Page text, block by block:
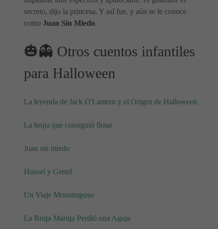
secreto, dijo la princesa. Y así fue, y aún se le conoce
como Juan Sin Miedo.
🎃👻 Otros cuentos infantiles
para Halloween
La leyenda de Jack O'Lantern y el Origen de Halloween
La bruja que consiguió flotar
Juan sin miedo
Hansel y Gretel
Un Viaje Monstruposo
La Bruja Maruja Perdió una Aguja